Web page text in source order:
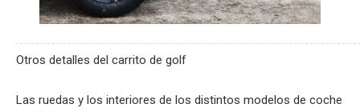
Otros detalles del carrito de golf
Las ruedas y los interiores de los distintos modelos de coche